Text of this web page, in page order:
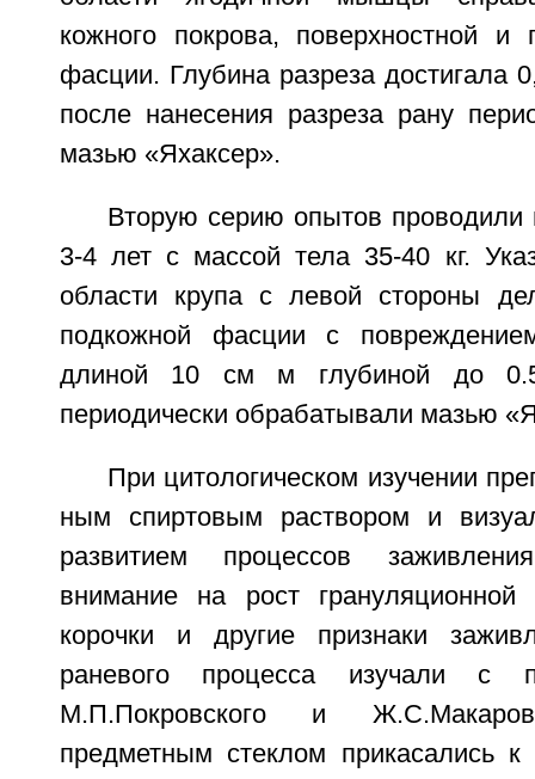
кожного покрова, поверхностной и
фасции. Глубина разреза достигала
после нанесения разреза рану
мазью «Яхаксер».
Вторую серию опытов проводили
3-4 лет с массой тела 35-40 кг.
области крупа с левой стороны
подкожной фасции с
длиной 10 см м глубиной до
периодически обрабатывали мазью
При цитологическом изучении
ным спиртовым раствором и
развитием процессов
внимание на рост грануляционной
корочки и другие признаки
раневого процесса изучали с
М.П.Покровского и
предметным стеклом прикасались